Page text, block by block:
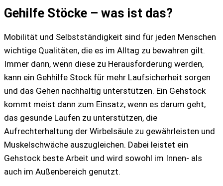
Gehilfe Stöcke – was ist das?
Mobilität und Selbstständigkeit sind für jeden Menschen
wichtige Qualitäten, die es im Alltag zu bewahren gilt.
Immer dann, wenn diese zu Herausforderung werden,
kann ein Gehhilfe Stock für mehr Laufsicherheit sorgen
und das Gehen nachhaltig unterstützen. Ein Gehstock
kommt meist dann zum Einsatz, wenn es darum geht,
das gesunde Laufen zu unterstützen, die
Aufrechterhaltung der Wirbelsäule zu gewährleisten und
Muskelschwäche auszugleichen. Dabei leistet ein
Gehstock beste Arbeit und wird sowohl im Innen- als
auch im Außenbereich genutzt.